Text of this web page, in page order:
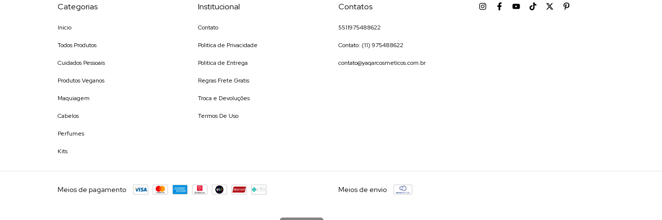
Categorias
Inicio
Todos Produtos
Cuidados Pessoais
Produtos Veganos
Maquiagem
Cabelos
Perfumes
Kits
Institucional
Contato
Politica de Privacidade
Politica de Entrega
Regras Frete Gratis
Troca e Devoluções
Termos De Uso
Contatos
5511975488622
Contato: (11) 975488622
contato@yaqarcosmeticos.com.br
Meios de pagamento Meios de envio